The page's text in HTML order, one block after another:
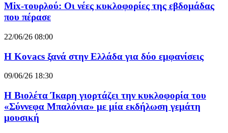
Mix-τουρλού: Οι νέες κυκλοφορίες της εβδομάδας
που πέρασε
22/06/26 08:00
Η Kovacs ξανά στην Ελλάδα για δύο εμφανίσεις
09/06/26 18:30
Η Βιολέτα Ίκαρη γιορτάζει την κυκλοφορία του
«Σύννεφα Μπαλόνια» με μία εκδήλωση γεμάτη
μουσική